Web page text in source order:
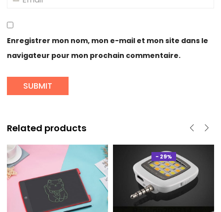
Enregistrer mon nom, mon e-mail et mon site dans le
navigateur pour mon prochain commentaire.
Related products
- 29%